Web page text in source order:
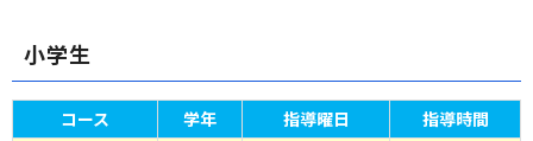
小学生
コース 学年 指導曜日
指導時間